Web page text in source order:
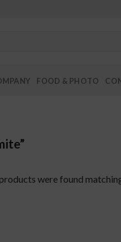
FOOD & PHOTO
were found